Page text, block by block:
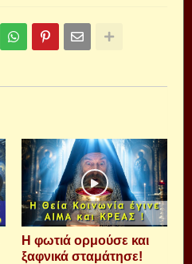
Η φωτιά ορμούσε και
ξαφνικά σταμάτησε!